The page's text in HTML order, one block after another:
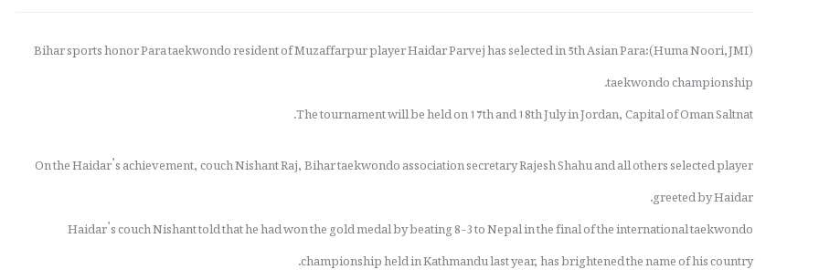
(Huma Noori,JMI):Bihar sports honor Para taekwondo resident of Muzaffarpur player Haidar Parvej has selected in 5th Asian Para
taekwondo championship.
The tournament will be held on 17th and 18th July in Jordan, Capital of Oman Saltnat.
On the Haidar’s achievement, couch Nishant Raj, Bihar taekwondo association secretary Rajesh Shahu and all others selected player
greeted by Haidar.
Haidar’s couch Nishant told that he had won the gold medal by beating 8-3 to Nepal in the final of the international taekwondo
championship held in Kathmandu last year, has brightened the name of his country.